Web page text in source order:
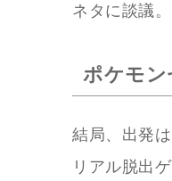
ネタに談議
ポケモン
結局、出発
リアル脱出